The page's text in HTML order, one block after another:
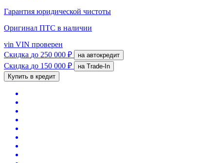
Гарантия юридической чистоты
Оригинал ПТС в наличии
vin VIN проверен
Скидка до 250 000 ₽ на автокредит
Скидка до 150 000 ₽
на Trade-In
Купить в кредит